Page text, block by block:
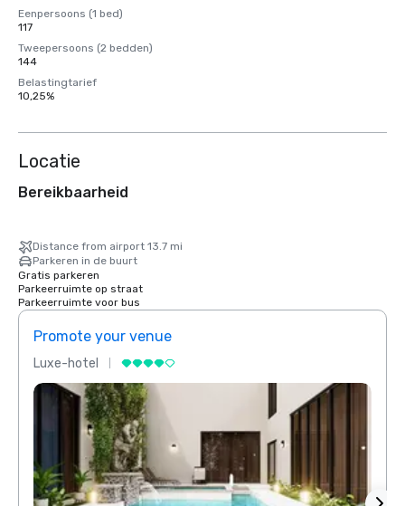
Eenpersoons (1 bed)
117
Tweepersoons (2 bedden)
144
Belastingtarief
10,25%
Locatie
Bereikbaarheid
Distance from airport 13.7 mi
Parkeren in de buurt
Gratis parkeren
Parkeerruimte op straat
Parkeerruimte voor bus
Promote your venue
Luxe-hotel